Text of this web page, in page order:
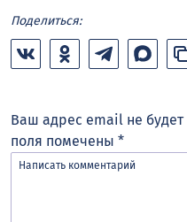
Поделиться:
Ваш адрес email не будет
поля помечены *